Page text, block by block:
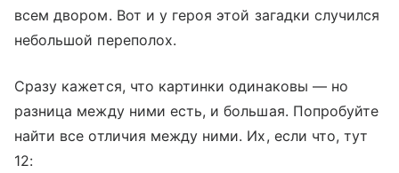
всем двором. Вот и у героя этой загадки случился
небольшой переполох.
Сразу кажется, что картинки одинаковы — но
разница между ними есть, и большая. Попробуйте
найти все отличия между ними. Их, если что, тут
12: